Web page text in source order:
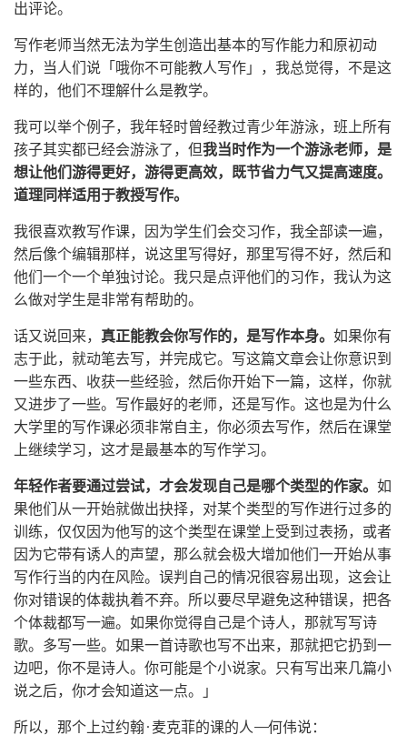
出评论。
写作老师当然无法为学生创造出基本的写作能力和原初动
力，当人们说「哦你不可能教人写作」，我总觉得，不是这
样的，他们不理解什么是教学。
我可以举个例子，我年轻时曾经教过青少年游泳，班上所有
孩子其实都已经会游泳了，但我当时作为一个游泳老师，是
想让他们游得更好，游得更高效，既节省力气又提高速度。
道理同样适用于教授写作。
我很喜欢教写作课，因为学生们会交习作，我全部读一遍，
然后像个编辑那样，说这里写得好，那里写得不好，然后和
他们一个一个单独讨论。我只是点评他们的习作，我认为这
么做对学生是非常有帮助的。
话又说回来， 真正能教会你写作的，是写作本身。 如果你有
志于此，就动笔去写，并完成它。写这篇文章会让你意识到
一些东西、收获一些经验，然后你开始下一篇，这样，你就
又进步了一些。写作最好的老师，还是写作。这也是为什么
大学里的写作课必须非常自主，你必须去写作，然后在课堂
上继续学习，这才是最基本的写作学习。
年轻作者要通过尝试，才会发现自己是哪个类型的作家。 如
果他们从一开始就做出抉择，对某个类型的写作进行过多的
训练，仅仅因为他写的这个类型在课堂上受到过表扬，或者
因为它带有诱人的声望，那么就会极大增加他们一开始从事
写作行当的内在风险。误判自己的情况很容易出现，这会让
你对错误的体裁执着不弃。所以要尽早避免这种错误，把各
个体裁都写一遍。如果你觉得自己是个诗人，那就写写诗
歌。多写一些。如果一首诗歌也写不出来，那就把它扔到一
边吧，你不是诗人。你可能是个小说家。只有写出来几篇小
说之后，你才会知道这一点。」
所以，那个上过约翰·麦克菲的课的人——何伟说：